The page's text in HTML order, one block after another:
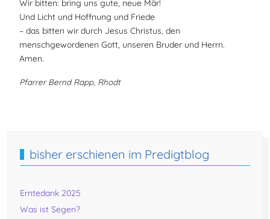
Wir bitten: bring uns gute, neue Mär!
Und Licht und Hoffnung und Friede
– das bitten wir durch Jesus Christus, den
menschgewordenen Gott, unseren Bruder und Herrn.
Amen.
Pfarrer Bernd Rapp, Rhodt
bisher erschienen im Predigtblog
Erntedank 2025
Was ist Segen?